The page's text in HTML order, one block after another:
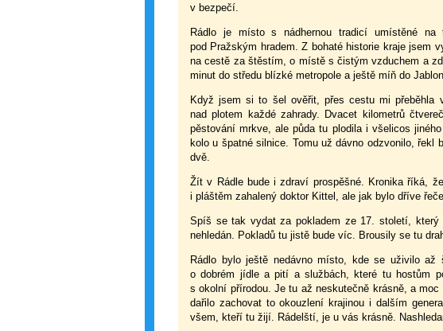
v bezpečí.
Rádlo je místo s nádhernou tradicí umístěné na
pod Pražským hradem. Z bohaté historie kraje jsem
na cestě za štěstím, o místě s čistým vzduchem a
minut do středu blízké metropole a ještě míň do
Když jsem si to šel ověřit, přes cestu mi přeběhla
nad plotem každé zahrady. Dvacet kilometrů
pěstování mrkve, ale půda tu plodila i všelicos
kolo u špatné silnice. Tomu už dávno odzvonilo,
dvě.
Žít v Rádle bude i zdraví prospěšné. Kronika říká,
i pláštěm zahalený doktor Kittel, ale jak bylo dříve
Spíš se tak vydat za pokladem ze 17. století,
nehledán. Pokladů tu jistě bude víc. Brousily se tu
Rádlo bylo ještě nedávno místo, kde se uživilo
o dobrém jídle a pití a službách, které tu hostům
s okolní přírodou. Je tu až neskutečně krásně, a
dařilo zachovat to okouzlení krajinou i dalším
všem, kteří tu žijí. Rádelští, je u vás krásně.